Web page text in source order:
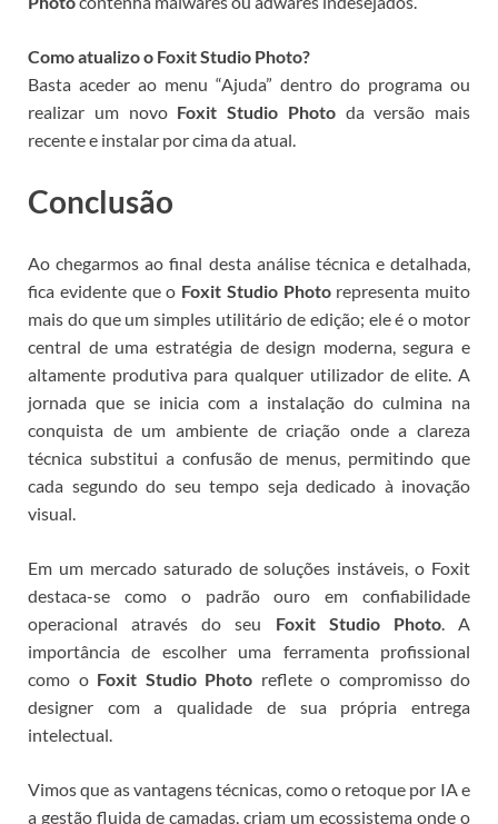
Como atualizo o Foxit Studio Photo?
Basta aceder ao menu “Ajuda” dentro do programa ou
realizar um novo Foxit Studio Photoda versão mais
recente e instalar por cima da atual.
Conclusão
Ao chegarmos ao final desta análise técnica e detalhada,
fica evidente que o Foxit Studio Photorepresenta muito
mais do que um simples utilitário de edição; ele é o motor
central de uma estratégia de design moderna, segura e
altamente produtiva para qualquer utilizador de elite. A
jornada que se inicia com a instalação do culmina na
conquista de um ambiente de criação onde a clareza
técnica substitui a confusão de menus, permitindo que
cada segundo do seu tempo seja dedicado à inovação
visual.
Em um mercado saturado de soluções instáveis, o Foxit
destaca-se como o padrão ouro em confiabilidade
operacional através do seu Foxit Studio Photo.A
importância de escolher uma ferramenta profissional
como o Foxit Studio Photo reflete o compromisso do
designer com a qualidade de sua própria entrega
intelectual.
Vimos que as vantagens técnicas, como o retoque por IA e
a gestão fluida de camadas, criam um ecossistema onde o